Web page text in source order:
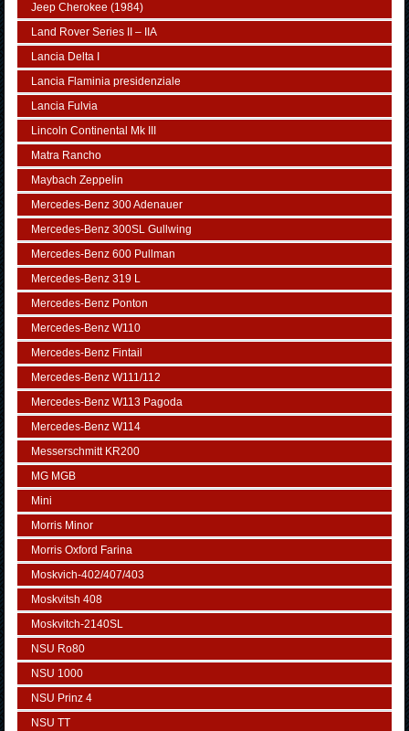
Jeep Cherokee (1984)
Land Rover Series II – IIA
Lancia Delta I
Lancia Flaminia presidenziale
Lancia Fulvia
Lincoln Continental Mk III
Matra Rancho
Maybach Zeppelin
Mercedes-Benz 300 Adenauer
Mercedes-Benz 300SL Gullwing
Mercedes-Benz 600 Pullman
Mercedes-Benz 319 L
Mercedes-Benz Ponton
Mercedes-Benz W110
Mercedes-Benz Fintail
Mercedes-Benz W111/112
Mercedes-Benz W113 Pagoda
Mercedes-Benz W114
Messerschmitt KR200
MG MGB
Mini
Morris Minor
Morris Oxford Farina
Moskvich-402/407/403
Moskvitsh 408
Moskvitch-2140SL
NSU Ro80
NSU 1000
NSU Prinz 4
NSU TT